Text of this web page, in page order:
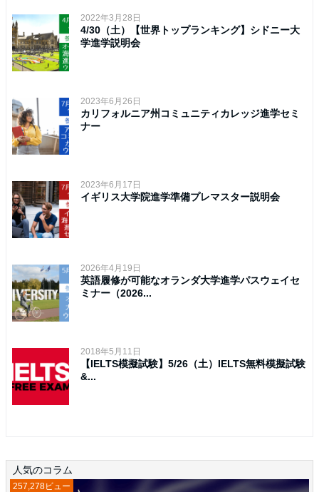
2022年3月28日
4/30（土）【世界トップランキング】シドニー大
学進学説明会
2023年6月26日
カリフォルニア州コミュニティカレッジ進学セミ
ナー
2023年6月17日
イギリス大学院進学準備プレマスター説明会
2026年4月19日
英語履修が可能なオランダ大学進学パスウェイセ
ミナー（2026...
2018年5月11日
【IELTS模擬試験】5/26（土）IELTS無料模擬試験
&...
人気のコラム
257,278ビュー